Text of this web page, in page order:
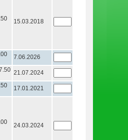
15.03.2018
7.06.2026
21.07.2024
17.01.2021
24.03.2024